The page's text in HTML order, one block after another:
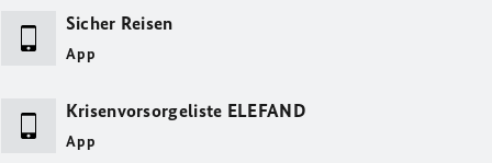
Sicher Reisen
App
Krisenvorsorgeliste ELEFAND
App